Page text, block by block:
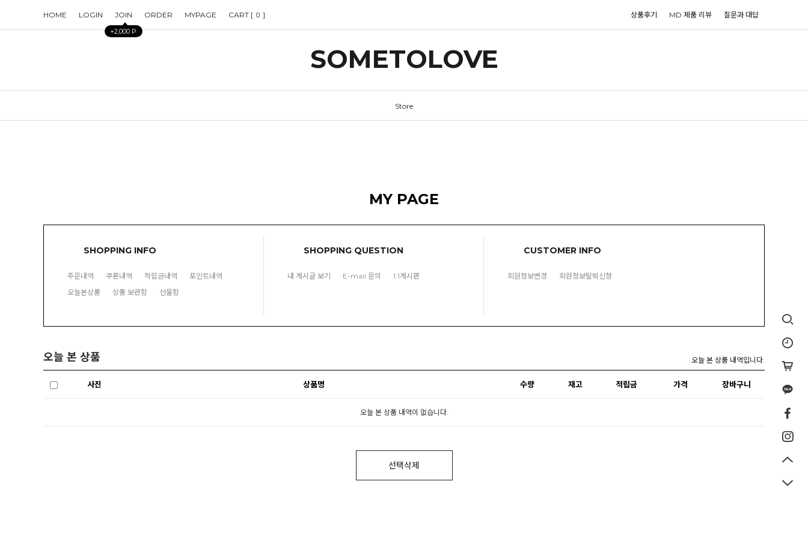
HOME LOGIN JOIN
+2,000 P
ORDER MYPAGE CART [ 0 ] 상품후기 MD 제품 리뷰 질문과 대답
SOMETOLOVE
Store
MY PAGE
SHOPPING INFO
주문내역 쿠폰내역 적립금내역
포인트내역
오늘본상품
상품 보관함 선물함
SHOPPING QUESTION
내 게시글 보기 E-mail 문의 1:1게시판
CUSTOMER INFO
회원정보변경 회원정보탈퇴신청
오늘 본 상품 오늘 본 상품 내역입니다.
사진 상품명 수량 재고 적립금 가격 장바구니
오늘 본 상품 내역이 없습니다.
선택삭제